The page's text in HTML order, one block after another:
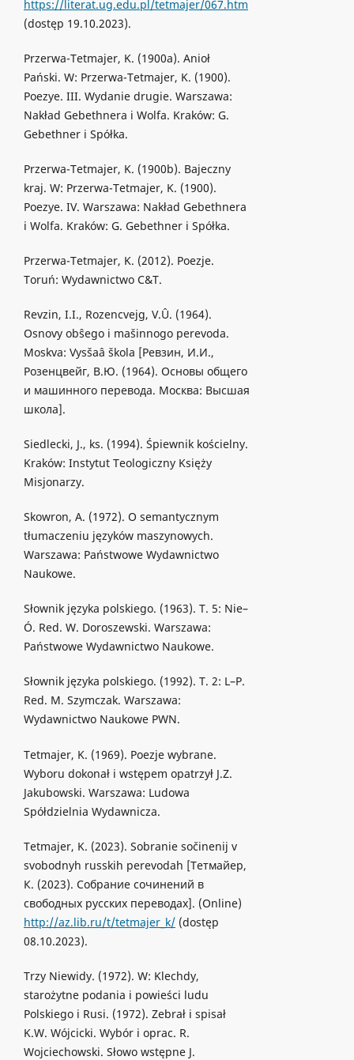
https://literat.ug.edu.pl/tetmajer/067.htm
(dostęp 19.10.2023).
Przerwa-Tetmajer, K. (1900a). Anioł
Pański. W: Przerwa-Tetmajer, K. (1900).
Poezye. III. Wydanie drugie. Warszawa:
Nakład Gebethnera i Wolfa. Kraków: G.
Gebethner i Spółka.
Przerwa-Tetmajer, K. (1900b). Bajeczny
kraj. W: Przerwa-Tetmajer, K. (1900).
Poezye. IV. Warszawa: Nakład Gebethnera
i Wolfa. Kraków: G. Gebethner i Spółka.
Przerwa-Tetmajer, K. (2012). Poezje.
Toruń: Wydawnictwo C&T.
Revzin, I.I., Rozencvejg, V.Û. (1964).
Osnovy obŝego i mašinnogo perevoda.
Moskva: Vysšaâ škola [Ревзин, И.И.,
Розенцвейг, В.Ю. (1964). Основы общего
и машинного перевода. Москва: Высшая
школа].
Siedlecki, J., ks. (1994). Śpiewnik kościelny.
Kraków: Instytut Teologiczny Księży
Misjonarzy.
Skowron, A. (1972). O semantycznym
tłumaczeniu języków maszynowych.
Warszawa: Państwowe Wydawnictwo
Naukowe.
Słownik języka polskiego. (1963). T. 5: Nie–
Ó. Red. W. Doroszewski. Warszawa:
Państwowe Wydawnictwo Naukowe.
Słownik języka polskiego. (1992). T. 2: L–P.
Red. M. Szymczak. Warszawa:
Wydawnictwo Naukowe PWN.
Tetmajer, K. (1969). Poezje wybrane.
Wyboru dokonał i wstępem opatrzył J.Z.
Jakubowski. Warszawa: Ludowa
Spółdzielnia Wydawnicza.
Tetmajer, K. (2023). Sobranie sočinenij v
svobodnyh russkih perevodah [Тетмайер,
К. (2023). Собрание сочинений в
свободных русских переводах]. (Online)
http://az.lib.ru/t/tetmajer_k/(dostęp
08.10.2023).
Trzy Niewidy. (1972). W: Klechdy,
starożytne podania i powieści ludu
Polskiego i Rusi. (1972). Zebrał i spisał
K.W. Wójcicki. Wybór i oprac. R.
Wojciechowski. Słowo wstępne J.